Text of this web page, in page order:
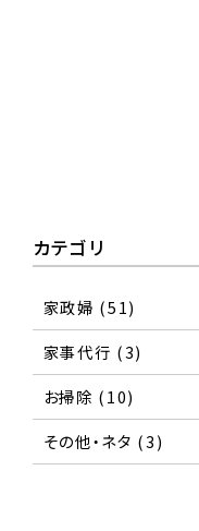
カテゴリ
家政婦 (51)
家事代行 (3)
お掃除 (10)
その他・ネタ (3)